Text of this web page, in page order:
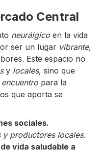
Central
neurálgico en la vida
ser un lugar vibrante,
Este espacio no
y locales, sino que
encuentro para la
que aporta se
sociales.
productores locales.
vida saludable a